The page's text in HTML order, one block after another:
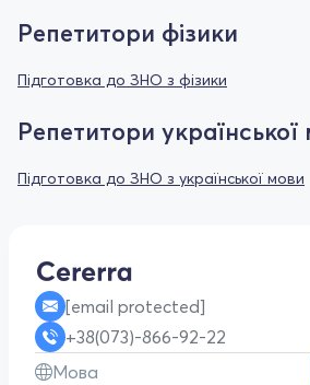
Репетитори фізики
Підготовка до ЗНО з фізики
Репетитори української
Підготовка до ЗНО з української мови
[email protected]
+38(073)-866-92-22
Мова